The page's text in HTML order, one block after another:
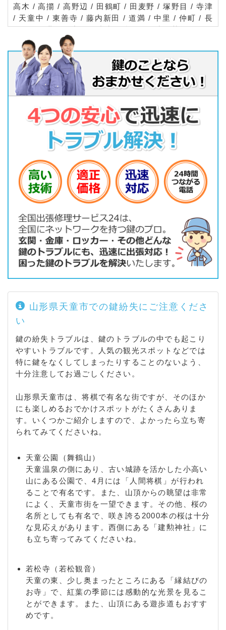
高木 / 高擶 / 高野辺 / 田鶴町 / 田麦野 / 塚野目 / 寺津
/ 天童中 / 東善寺 / 藤内新田 / 道満 / 中里 / 仲町 / 長
岡 / 長岡北 / 奈良沢 / 成生 / 糠塚 / 貫津 / 芳賀 / 原町
/ 万代 / 東久野本 / 東長岡 / 東芳賀 / 東本町 / 一日町
/ 干布 / 本町 / 交り江 / 松城町 / 乱川 / 三日町 / 南小
畑 / 南町 / 矢野目 / 山口 / 山元
山形県天童市での鍵紛失にご注意くださ
い
鍵の紛失トラブルは、鍵のトラブルの中でも起こり
やすいトラブルです。人気の観光スポットなどでは
特に鍵をなくしてしまったりすることのないよう、
十分注意してお過ごしください。
山形県天童市は、将棋で有名な街ですが、そのほか
にも楽しめるおでかけスポットがたくさんありま
す。いくつかご紹介しますので、よかったら立ち寄
られてみてくださいね。
天童公園（舞鶴山）
天童温泉の側にあり、古い城跡を活かした小高い
山にある公園で、4月には「人間将棋」が行われ
ることで有名です。また、山頂からの眺望は非常
によく、天童市街を一望できます。その他、桜の
名所としても有名で、咲き誇る2000本の桜は十分
な見応えがあります。西側にある「建勲神社」に
も立ち寄ってみてくださいね。
若松寺（若松観音）
天童の東、少し奥まったところにある「縁結びの
お寺」で、紅葉の季節には感動的な光景を見るこ
とができます。また、山頂にある遊歩道もおすす
めです。